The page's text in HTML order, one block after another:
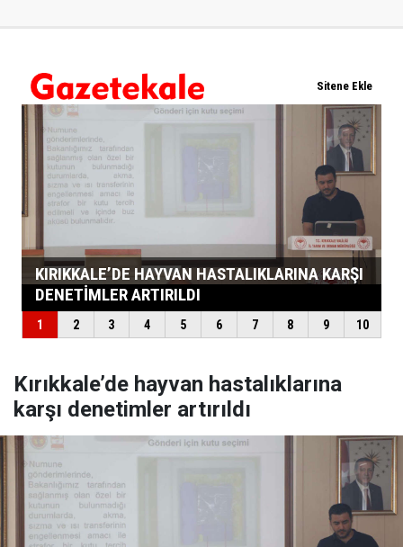
Kırıkkale’de hayvan hastalıklarına
karşı denetimler artırıldı